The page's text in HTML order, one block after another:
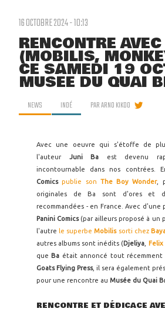
16 OCTOBRE 2024 - 10:13
RENCONTRE
(MOBILIS,
CE SAMEDI 19
MUSÉE DU QUAI
NEWS INDÉ PARARNO KIKOO
Avec une oeuvre qui s'étoffe de
l'auteur Juni Ba
est devenu
incontournable dans nos contrées.
Comicspublie son The Boy Wonder,
originales de Ba sont d'ores et
recommandées - en France. Avec d'une
Panini Comics (par ailleurs proposé à
l'autre le superbeMobilis sorti chez
autres albums sont inédits (Djeliya Felix
que Ba était annoncé tout récemment
Goats Flying Press, il sera également
pour une rencontre au Musée du Quai
RENCONTRE ET DÉDICACE